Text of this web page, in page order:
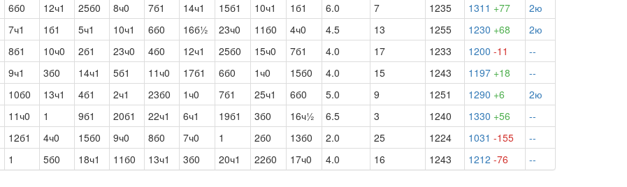
6б0 12ч1 25б0 8ч0 7б1 14ч1 15б1 10ч1 1б1 6.0 7 1235 1311 +77
2ю
7ч1 1б1 5ч1 10ч1 6б0 16б½ 23ч0 11б0 4ч0 4.5 13 1255 1230 +68
2ю
8б1 10ч0 2б1 23ч0 4б0 12ч1 25б0 15ч0 7б1 4.0 17 1233 1200 -11
--
9ч1 3б0 14ч1 5б1 11ч0 17б1 6б0 1ч0 15б0 4.0 15 1243 1197 +18
--
10б0 13ч1 4б1 2ч1 23б0 1ч0 7б1 25ч1 6б0 5.0 9 1251 1290 +6
2ю
11ч0 1 9б1 20б1 22ч1 6ч1 19б1 3б0 16ч½ 6.5 3 1240 1330 +56
--
12б1 4ч0 15б0 9ч0 8б0 7ч0 1 2б0 13б0 2.0 25 1224 1031 -155
--
1 5б0 18ч1 11б0 13ч1 3б0 20ч1 22б0 17ч0 4.0 16 1243 1212 -76 --